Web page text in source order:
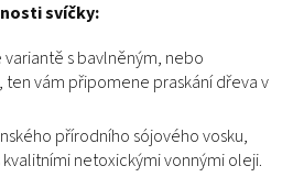
svíčky:
s bavlněným, nebo
vám připomene praskání dřeva v
přírodního sójového vosku,
netoxickými vonnými oleji.